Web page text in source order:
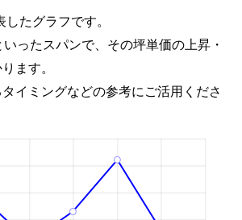
たグラフです。
ったスパンで、その坪単価の上昇・
ます。
イミングなどの参考にご活用くださ